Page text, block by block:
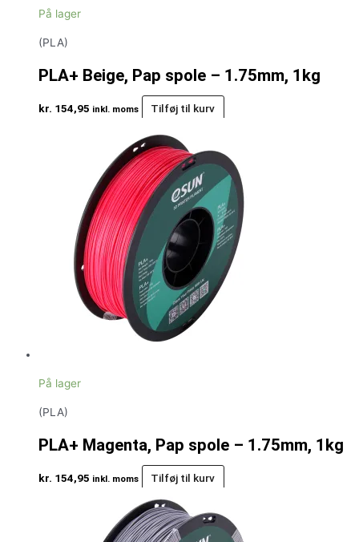
På lager
(PLA)
PLA+ Beige, Pap spole – 1.75mm, 1kg
kr. 154,95 inkl. moms Tilføj til kurv
På lager
(PLA)
PLA+ Magenta, Pap spole – 1.75mm, 1kg
kr. 154,95 inkl. moms Tilføj til kurv